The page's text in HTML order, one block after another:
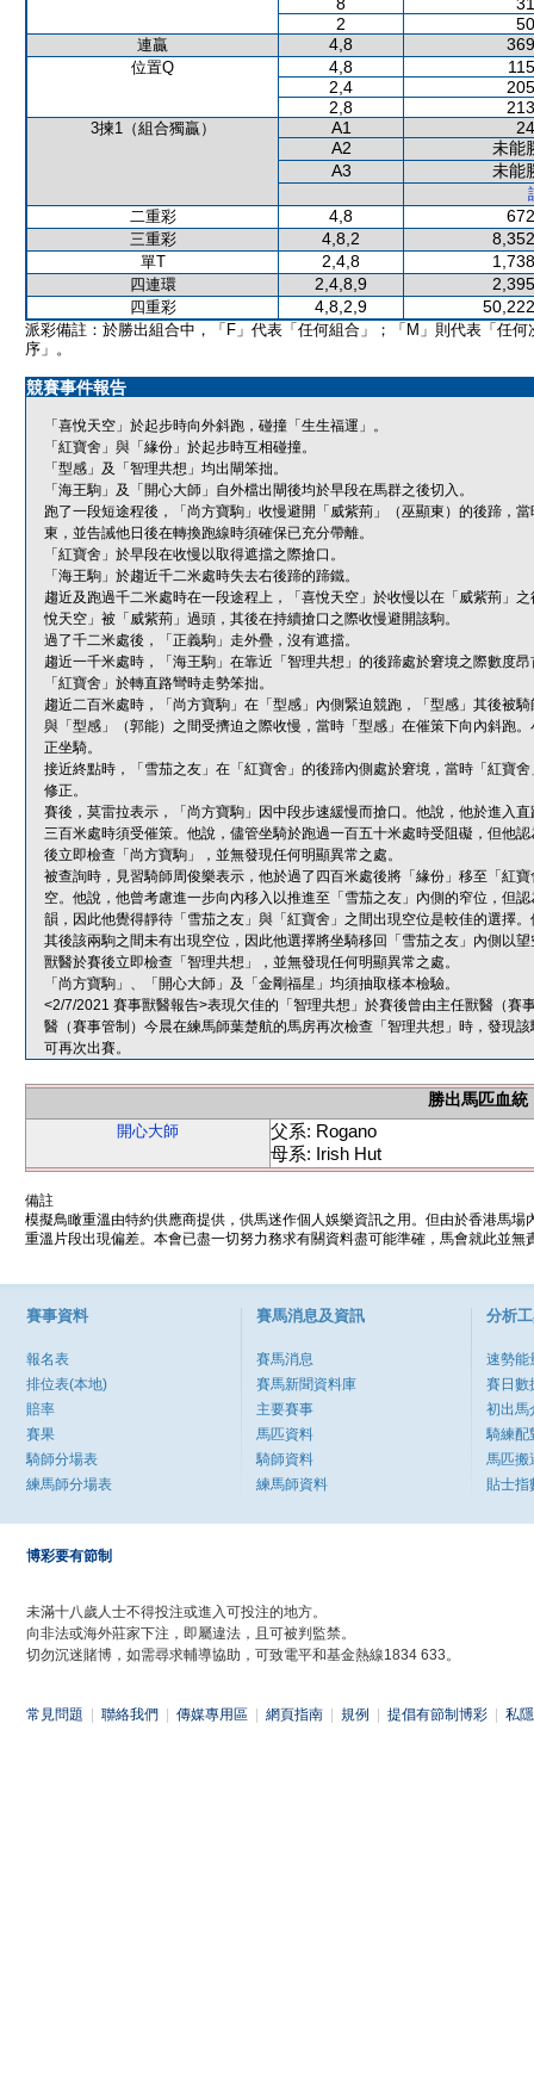
2
連贏 4,8
位置Q 4,8
2,4
2,8
3揀1（組合獨贏） A1
A2
未能
A3
未能
二重彩
4,8
三重彩 4,8,2
單T 2,4,8
四連環 2,4,8,9
四重彩 4,8,2,9
派彩備註：於勝出組合中，「F」代表「任何組合」；「M」則代表「任何
序」。
競賽事件報告
「喜悅天空」於起步時向外斜跑，碰撞「生生福運」。
「紅寶舍」與「緣份」於起步時互相碰撞。
「型感」及「智理共想」均出閘笨拙。
「海王駒」及「開心大師」自外檔出閘後均於早段在馬群之後切入。
跑了一段短途程後，「尚方寶駒」收慢避開「威紫荊」（巫顯東）的後蹄，
東，並告誡他日後在轉換跑線時須確保已充分帶離。
「紅寶舍」於早段在收慢以取得遮擋之際搶口。
「海王駒」於趨近千二米處時失去右後蹄的蹄鐵。
趨近及跑過千二米處時在一段途程上，「喜悅天空」於收慢以在「威紫荊」
悅天空」被「威紫荊」過頭，其後在持續搶口之際收慢避開該駒。
過了千二米處後，「正義駒」走外疊，沒有遮擋。
趨近一千米處時，「海王駒」在靠近「智理共想」的後蹄處於窘境之際數度昂
「紅寶舍」於轉直路彎時走勢笨拙。
趨近二百米處時，「尚方寶駒」在「型感」內側緊迫競跑，「型感」其後被
與「型感」（郭能）之間受擠迫之際收慢，當時「型感」在催策下向內斜跑
正坐騎。
接近終點時，「雪茄之友」在「紅寶舍」的後蹄內側處於窘境，當時「紅寶
修正。
賽後，莫雷拉表示，「尚方寶駒」因中段步速緩慢而搶口。他說，他於進入
三百米處時須受催策。他說，儘管坐騎於跑過一百五十米處時受阻礙，但他
後立即檢查「尚方寶駒」，並無發現任何明顯異常之處。
被查詢時，見習騎師周俊樂表示，他於過了四百米處後將「緣份」移至「紅
空。他說，他曾考慮進一步向內移入以推進至「雪茄之友」內側的窄位，但
韻，因此他覺得靜待「雪茄之友」與「紅寶舍」之間出現空位是較佳的選擇
其後該兩駒之間未有出現空位，因此他選擇將坐騎移回「雪茄之友」內側以望
獸醫於賽後立即檢查「智理共想」，並無發現任何明顯異常之處。
「尚方寶駒」、「開心大師」及「金剛福星」均須抽取樣本檢驗。
<2/7/2021 賽事獸醫報告>表現欠佳的「智理共想」於賽後曾由主任獸醫（賽
醫（賽事管制）今晨在練馬師葉楚航的馬房再次檢查「智理共想」時，發現
可再次出賽。
勝出馬匹血統
開心大師
父系: Rogano
母系: Irish Hut
備註
模擬鳥瞰重溫由特約供應商提供，供馬迷作個人娛樂資訊之用。但由於香港馬
重溫片段出現偏差。本會已盡一切努力務求有關資料盡可能準確，馬會就此並
賽事資料
報名表
排位表(本地)
賠率
賽果
騎師分場表
練馬師分場表
賽馬消息及資訊
賽馬消息
賽馬新聞資料庫
主要賽事
馬匹資料
騎師資料
練馬師資料
分析
速勢能
賽日數
初出馬
騎練配
馬匹搬
貼士指
博彩要有節制
未滿十八歲人士不得投注或進入可投注的地方。
向非法或海外莊家下注，即屬違法，且可被判監禁。
切勿沉迷賭博，如需尋求輔導協助，可致電平和基金熱線1834 633。
常見問題 聯絡我們 傳媒專用區 網頁指南 規例 提倡有節制博彩 私